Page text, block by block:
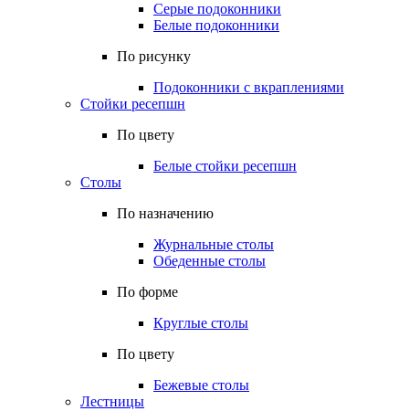
Серые подоконники
Белые подоконники
По рисунку
Подоконники с вкраплениями
Стойки ресепшн
По цвету
Белые стойки ресепшн
Столы
По назначению
Журнальные столы
Обеденные столы
По форме
Круглые столы
По цвету
Бежевые столы
Лестницы